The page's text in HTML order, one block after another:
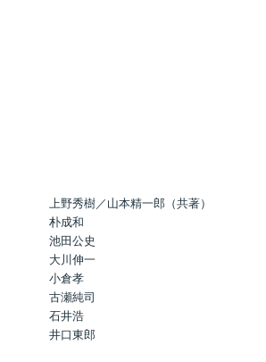
上野秀樹／山本精一郎（共著）
朴成和
池田公史
大川伸一
小倉孝
古瀬純司
石井浩
井口東郎